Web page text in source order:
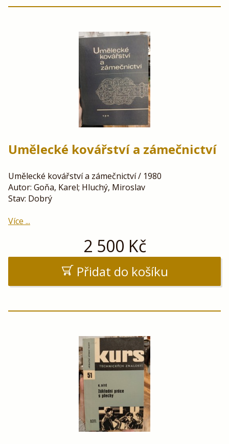
Umělecké kovářství a zámečnictví
Umělecké kovářství a zámečnictví / 1980
Autor: Goňa, Karel; Hluchý, Miroslav
Stav: Dobrý
Více ...
2 500 Kč
Přidat do košíku